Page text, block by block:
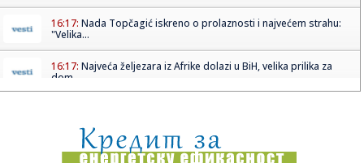
16:17: Nada Topčagić iskreno o prolaznosti i najvećem strahu:
"Velika...
16:17: Najveća željezara iz Afrike dolazi u BiH, velika prilika za
dom...
16:17:VIDEO: Test 2026 Fiat Grande Panda